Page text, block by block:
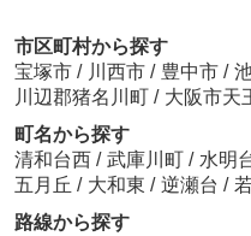
市区町村から探す
宝塚市 / 川西市 / 豊中市 /
川辺郡猪名川町 / 大阪市天
町名から探す
清和台西 / 武庫川町 / 水明
五月丘 / 大和東 / 逆瀬台 /
路線から探す